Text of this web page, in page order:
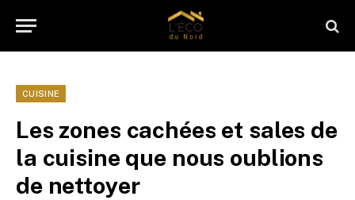
CUISINE
Les zones cachées et sales de
la cuisine que nous oublions
de nettoyer